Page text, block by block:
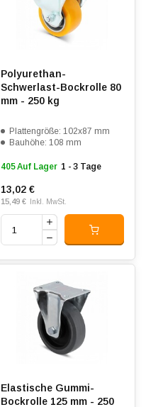
Polyurethan-
Schwerlast-Bockrolle 80
mm - 250 kg
Plattengröße: 102x87 mm
Bauhöhe: 108 mm
405 Auf Lager 1 - 3 Tage
13,02 €
15,49 € Inkl. MwSt.
Elastische Gummi-
Bockrolle 125 mm - 250